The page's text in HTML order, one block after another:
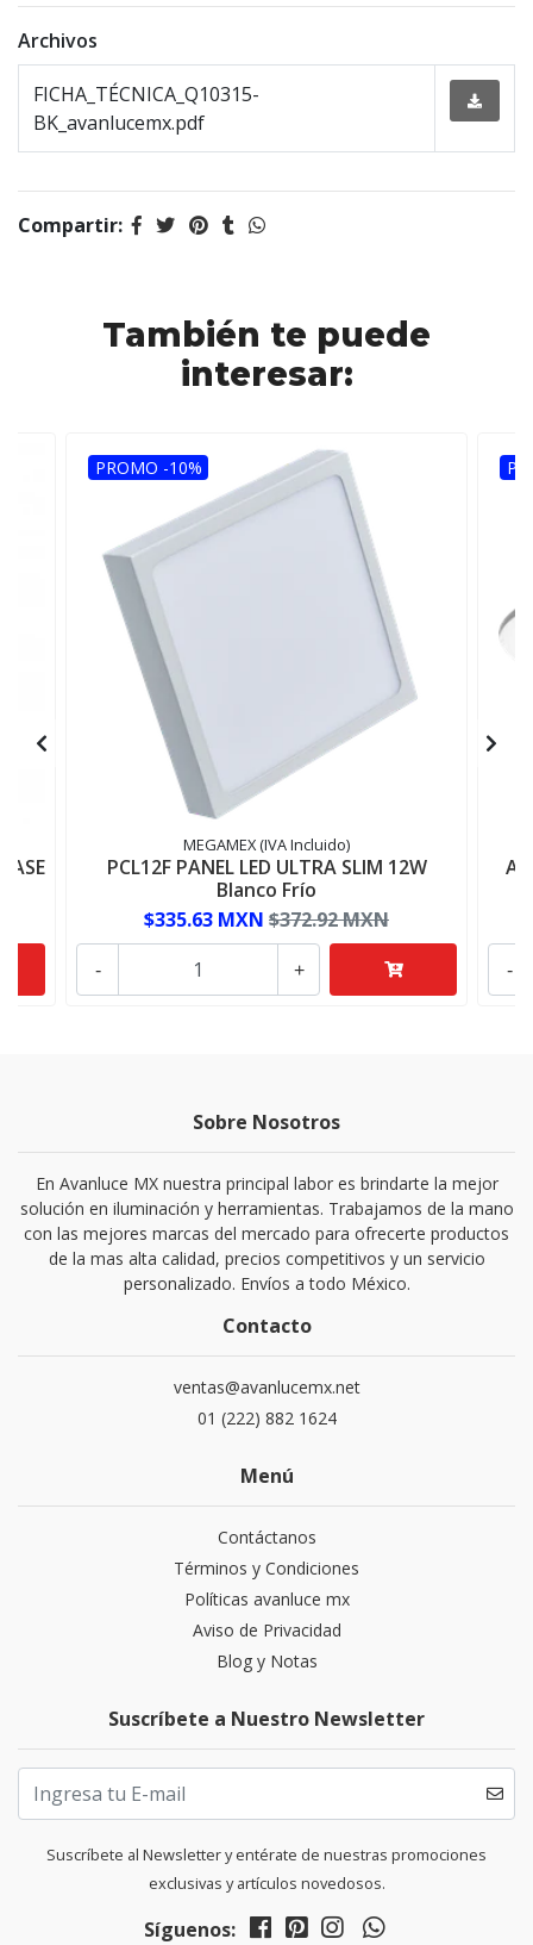
Archivos
FICHA_TÉCNICA_Q10315-
BK_avanlucemx.pdf
Compartir:
También te puede
interesar:
PROMO -10%
MEGAMEX (IVA Incluido)
PCL12F PANEL LED ULTRA SLIM 12W
Blanco Frío
$335.63 MXN $372.92 MXN
+
- -
Sobre Nosotros
En Avanluce MX nuestra principal labor es brindarte la mejor
solución en iluminación y herramientas. Trabajamos de la mano
con las mejores marcas del mercado para ofrecerte productos
de la mas alta calidad, precios competitivos y un servicio
personalizado. Envíos a todo México.
Contacto
ventas@avanlucemx.net
01 (222) 882 1624
Menú
Contáctanos
Términos y Condiciones
Políticas avanluce mx
Aviso de Privacidad
Blog y Notas
Suscríbete a Nuestro Newsletter
Suscríbete al Newsletter y entérate de nuestras promociones
exclusivas y artículos novedosos.
Síguenos: